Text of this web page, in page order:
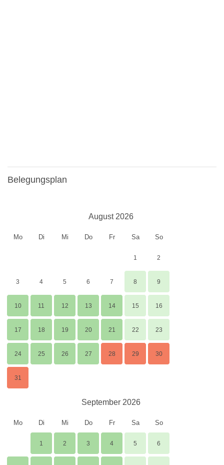
Belegungsplan
August 2026
Mo Di Mi Do Fr Sa So
1 2
3 4 5 6 7 8 9
10 11 12 13 14 15 16
17 18 19 20 21 22 23
24 25 26 27 28 29 30
31
September 2026
Mo Di Mi Do Fr Sa So
1 2 3 4 5 6